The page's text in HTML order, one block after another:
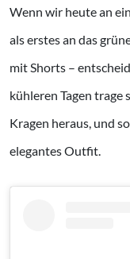
Wenn wir heute an
als erstes an das
mit Shorts –
kühleren Tagen trage
Kragen heraus, und
elegantes Outfit.